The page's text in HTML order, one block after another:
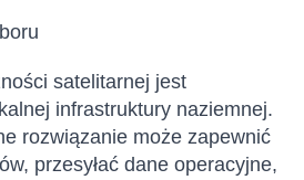
satelitarnej jest
infrastruktury naziemnej.
rozwiązanie może zapewnić
przesyłać dane operacyjne,